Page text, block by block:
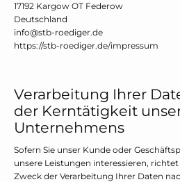
17192 Kargow OT Federow
Deutschland
info@stb-roediger.de
https://stb-roediger.de/impressum
Verarbeitung Ihrer
der Kerntätigkeit
Unternehmens
Sofern Sie unser Kunde oder
unsere Leistungen interessieren,
Zweck der Verarbeitung Ihrer Daten